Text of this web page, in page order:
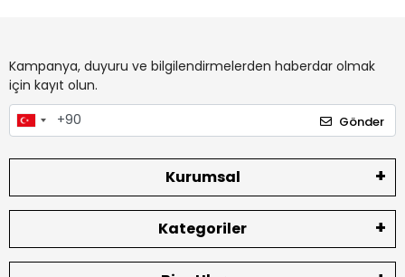
Kampanya, duyuru ve bilgilendirmelerden haberdar olmak
için kayıt olun.
Gönder
Kurumsal
Kategoriler